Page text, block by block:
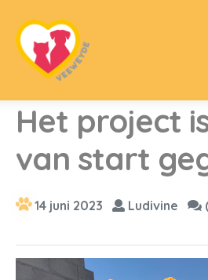
Het project
van start
14 juni 2023 Ludivine